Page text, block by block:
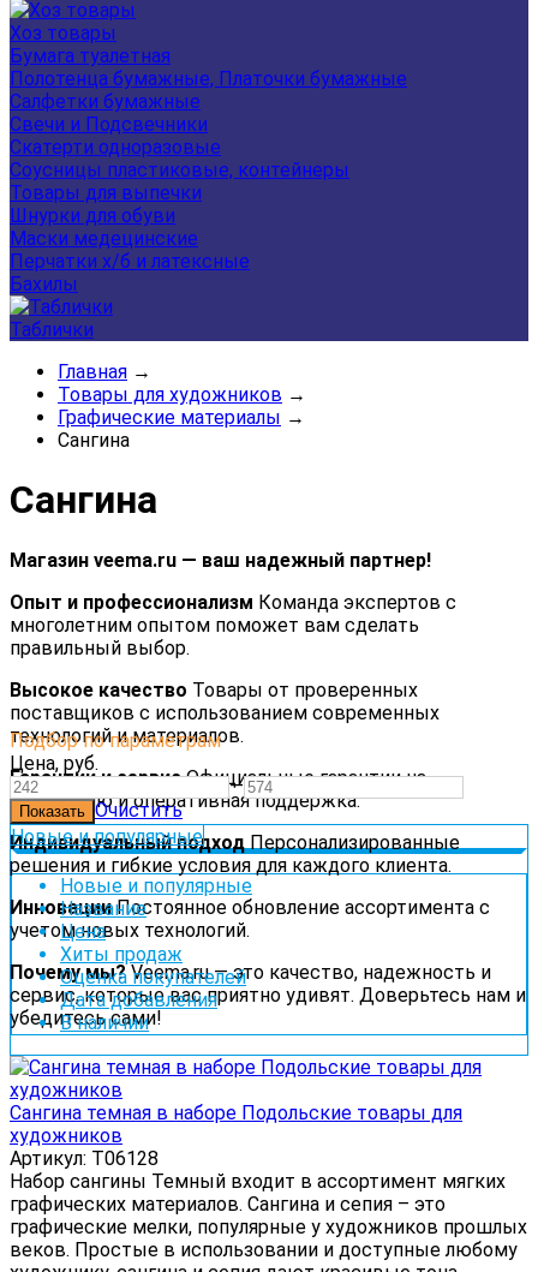
Хоз товары
Бумага туалетная
Полотенца бумажные, Платочки бумажные
Салфетки бумажные
Свечи и Подсвечники
Скатерти одноразовые
Соусницы пластиковые, контейнеры
Товары для выпечки
Шнурки для обуви
Маски медецинские
Перчатки х/б и латексные
Бахилы
Таблички
Главная →
Товары для художников →
Графические материалы →
Сангина
Сангина
Магазин veema.ru — ваш надежный партнер!
Опыт и профессионализм Команда экспертов с
многолетним опытом поможет вам сделать
правильный выбор.
Высокое качество Товары от проверенных
поставщиков с использованием современных
технологий и материалов.
Гарантии и сервисОфициальные гарантии на
продукцию и оперативная поддержка.
Индивидуальный подходПерсонализированные
решения и гибкие условия для каждого клиента.
ИнновацииПостоянное обновление ассортимента с
учетом новых технологий.
Почему мы?Veema.ru — это качество, надежность и
сервис, которые вас приятно удивят. Доверьтесь нам и
убедитесь сами!
Подбор по параметрам
Цена, руб.
—
Очистить
Новые и популярные
Новые и популярные
Название
Цена
Хиты продаж
Оценка покупателей
Дата добавления
В наличии
Сангина темная в наборе Подольские товары для
художников
Артикул: Т06128
Набор сангины Темный входит в ассортимент мягких
графических материалов. Сангина и сепия – это
графические мелки, популярные у художников прошлых
веков. Простые в использовании и доступные любому